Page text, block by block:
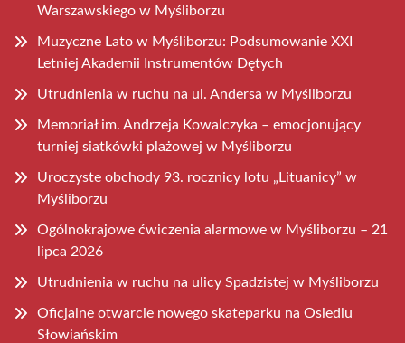
Warszawskiego w Myśliborzu
Muzyczne Lato w Myśliborzu: Podsumowanie XXI
Letniej Akademii Instrumentów Dętych
Utrudnienia w ruchu na ul. Andersa w Myśliborzu
Memoriał im. Andrzeja Kowalczyka – emocjonujący
turniej siatkówki plażowej w Myśliborzu
Uroczyste obchody 93. rocznicy lotu „Lituanicy” w
Myśliborzu
Ogólnokrajowe ćwiczenia alarmowe w Myśliborzu – 21
lipca 2026
Utrudnienia w ruchu na ulicy Spadzistej w Myśliborzu
Oficjalne otwarcie nowego skateparku na Osiedlu
Słowiańskim